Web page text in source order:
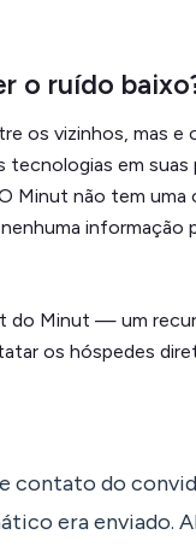
o ruído
os vizinhos, mas e
em suas
Minut não tem uma
informação
do Minut — um
os hóspedes
contato do
era enviado.